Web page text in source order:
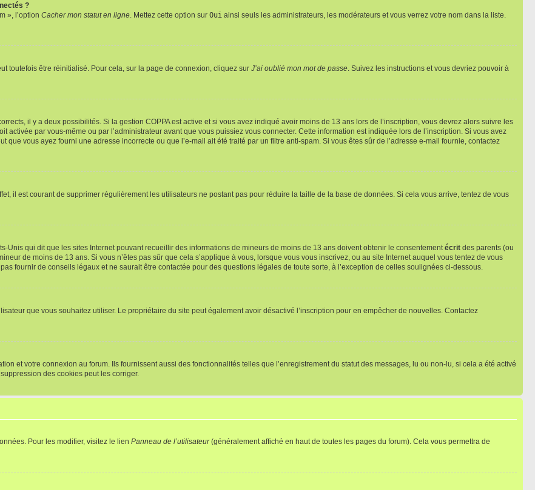
?
», l’option Cacher mon statut en ligne. Mettez cette option sur Oui ainsi seuls les administrateurs, les modérateurs et vous verrez votre nom dans la liste.
toutefois être réinitialisé. Pour cela, sur la page de connexion, cliquez sur J’ai oublié mon mot de passe. Suivez les instructions et vous devriez pouvoir à
il y a deux possibilités. Si la gestion COPPA est active et si vous avez indiqué avoir moins de 13 ans lors de l’inscription, vous devrez alors suivre les
par vous-même ou par l’administrateur avant que vous puissiez vous connecter. Cette information est indiquée lors de l’inscription. Si vous avez
que vous ayez fourni une adresse incorrecte ou que l’e-mail ait été traité par un filtre anti-spam. Si vous êtes sûr de l’adresse e-mail fournie, contactez
il est courant de supprimer régulièrement les utilisateurs ne postant pas pour réduire la taille de la base de données. Si cela vous arrive, tentez de vous
Unis qui dit que les sites Internet pouvant recueillir des informations de mineurs de moins de 13 ans doivent obtenir le consentementécrit des parents (ou
de moins de 13 ans. Si vous n’êtes pas sûr que cela s’applique à vous, lorsque vous vous inscrivez, ou au site Internet auquel vous tentez de vous
fournir de conseils légaux et ne saurait être contactée pour des questions légales de toute sorte, à l’exception de celles soulignées ci-dessous.
que vous souhaitez utiliser. Le propriétaire du site peut également avoir désactivé l’inscription pour en empêcher de nouvelles. Contactez
et votre connexion au forum. Ils fournissent aussi des fonctionnalités telles que l’enregistrement du statut des messages, lu ou non-lu, si cela a été activé
des cookies peut les corriger.
Pour les modifier, visitez le lien Panneau de l’utilisateur(généralement affiché en haut de toutes les pages du forum). Cela vous permettra de